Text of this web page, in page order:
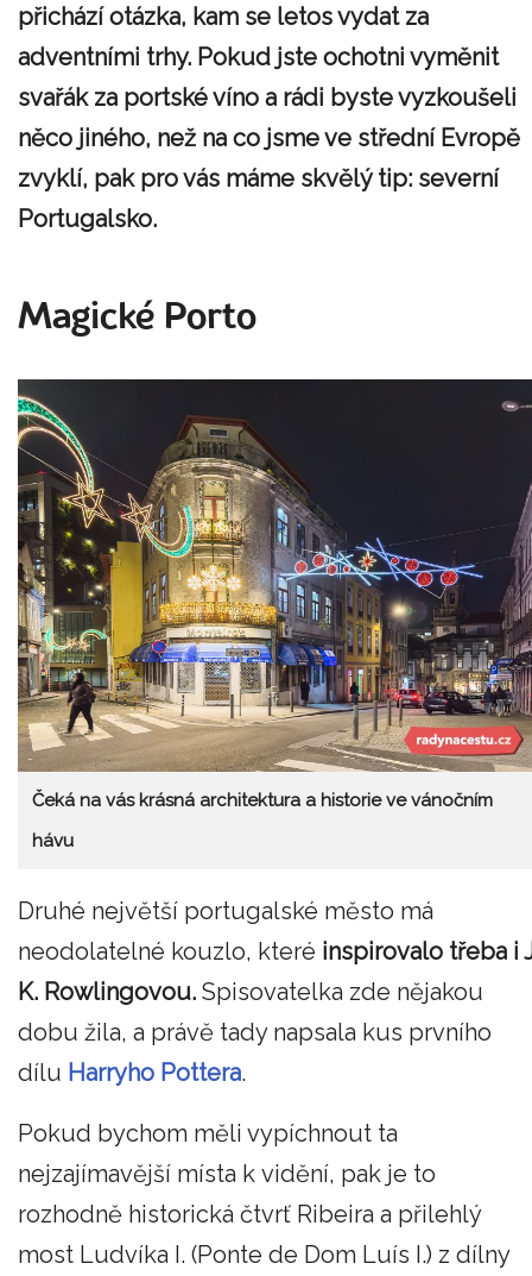
přichází otázka, kam se letos vydat za
adventními trhy. Pokud jste ochotni vyměnit
svařák za portské víno a rádi byste vyzkoušeli
něco jiného, než na co jsme ve střední Evropě
zvyklí, pak pro vás máme skvělý tip: severní
Portugalsko.
Magické Porto
Čeká na vás krásná architektura a historie ve vánočním
hávu
Druhé největší portugalské město má
neodolatelné kouzlo, které inspirovalo třeba i
K. Rowlingovou. Spisovatelka zde nějakou
dobu žila, a právě tady napsala kus prvního
dílu Harryho Pottera.
Pokud bychom měli vypíchnout ta
nejzajímavější místa k vidění, pak je to
rozhodně historická čtvrť Ribeira a přilehlý
most Ludvíka I. (Ponte de Dom Luís I.) z dílny